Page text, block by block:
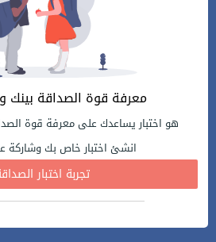
معرفة قوة الصداقة بينك
هو اختبار يساعدك على معرفة قوة
انشئ اختبار خاص بك وشاركة
تجربة اختبار